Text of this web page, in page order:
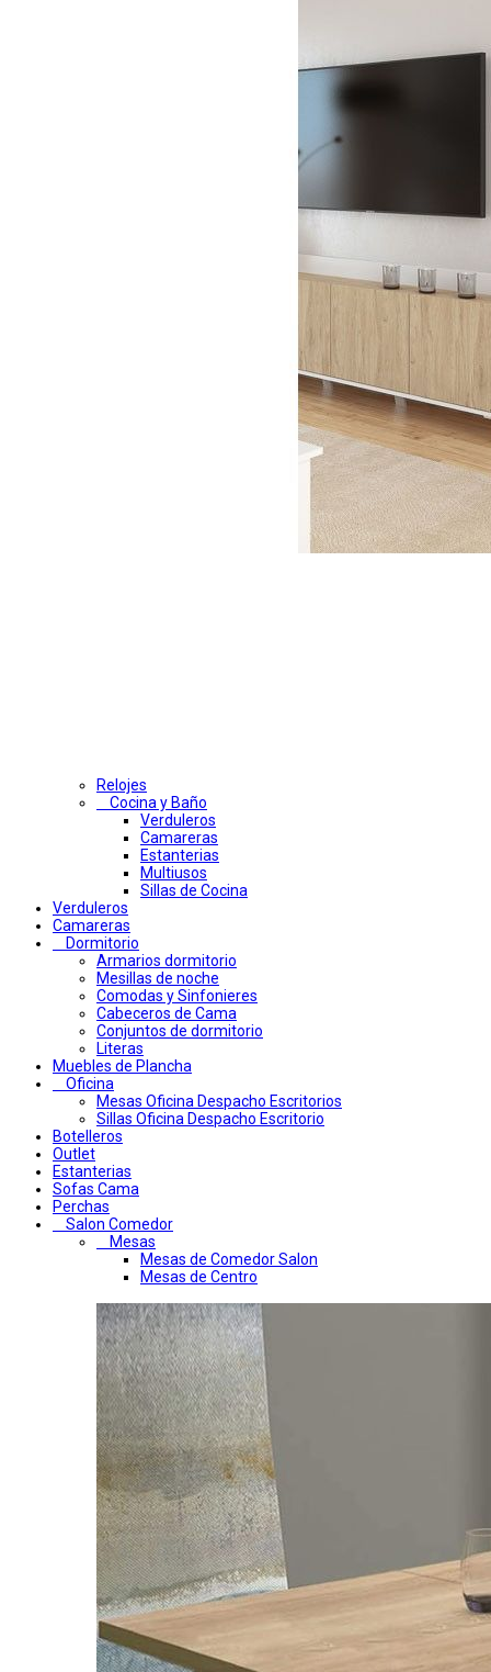
Relojes
Cocina y Baño
Verduleros
Camareras
Estanterias
Multiusos
Sillas de Cocina
Verduleros
Camareras
Dormitorio
Armarios dormitorio
Mesillas de noche
Comodas y Sinfonieres
Cabeceros de Cama
Conjuntos de dormitorio
Literas
Muebles de Plancha
Oficina
Mesas Oficina Despacho Escritorios
Sillas Oficina Despacho Escritorio
Botelleros
Outlet
Estanterias
Sofas Cama
Perchas
Salon Comedor
Mesas
Mesas de Comedor Salon
Mesas de Centro